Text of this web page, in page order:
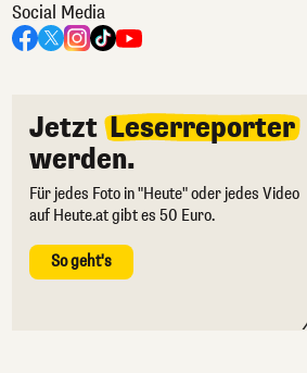
Social Media
Jetzt Leserreporter
werden.
Für jedes Foto in "Heute" oder jedes Video
auf Heute.at gibt es 50 Euro.
So geht's